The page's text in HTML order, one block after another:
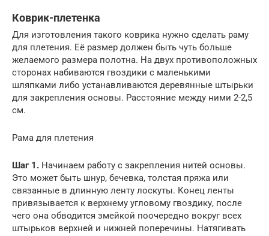
Коврик-плетенка
Для изготовления такого коврика нужно сделать раму
для плетения. Её размер должен быть чуть больше
желаемого размера полотна. На двух противоположных
сторонах набиваются гвоздики с маленькими
шляпками либо устанавливаются деревянные штырьки
для закрепления основы. Расстояние между ними 2-2,5
см.
Рама для плетения
Шаг 1. Начинаем работу с закрепления нитей основы.
Это может быть шнур, бечевка, толстая пряжа или
связанные в длинную ленту лоскуты. Конец ленты
привязывается к верхнему угловому гвоздику, после
чего она обводится змейкой поочередно вокруг всех
штырьков верхней и нижней поперечины. Натягивать